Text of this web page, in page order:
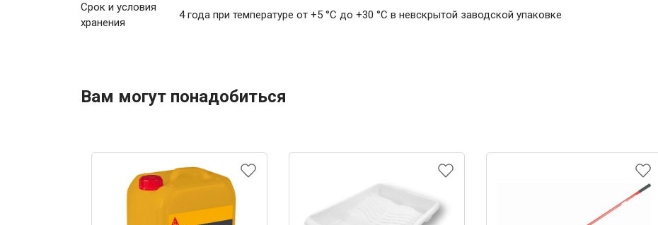
Срок и условия
хранения
4 года при температуре от +5 °С до +30 °С в невскрытой заводской упаковке
Вам могут понадобиться